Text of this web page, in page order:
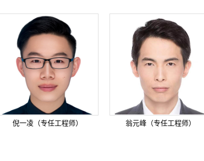
倪一凌（专任工程师） 翁元峰（专任工程师）